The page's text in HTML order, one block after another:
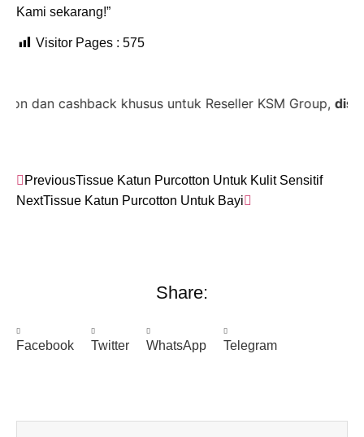
Kami sekarang!”
Visitor Pages : 575
cashback khusus untuk Reseller KSM Group, diskon
PreviousTissue Katun Purcotton Untuk Kulit Sensitif
NextTissue Katun Purcotton Untuk Bayi
Share:
Facebook Twitter WhatsApp Telegram